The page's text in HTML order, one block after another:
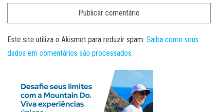
Este site utiliza o Akismet para reduzir spam. Saiba como seus
dados em comentários são processados.